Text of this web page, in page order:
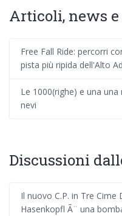
Articoli, news
Free Fall Ride: percorri
pista più ripida dell'Alto
Le 1000(righe) e una
nevi
Discussioni
Il nuovo C.P. in Tre Cime
Hasenkopfl Ã¨ una